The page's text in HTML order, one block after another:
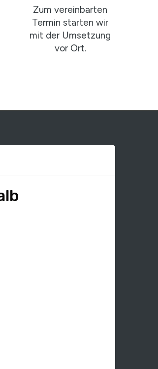
Zum vereinbarten
Termin starten wir
mit der Umsetzung
vor Ort.